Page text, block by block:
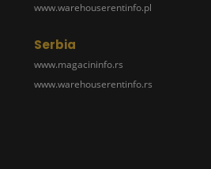
www.warehouserentinfo.pl
Serbia
www.magacininfo.rs
www.warehouserentinfo.rs